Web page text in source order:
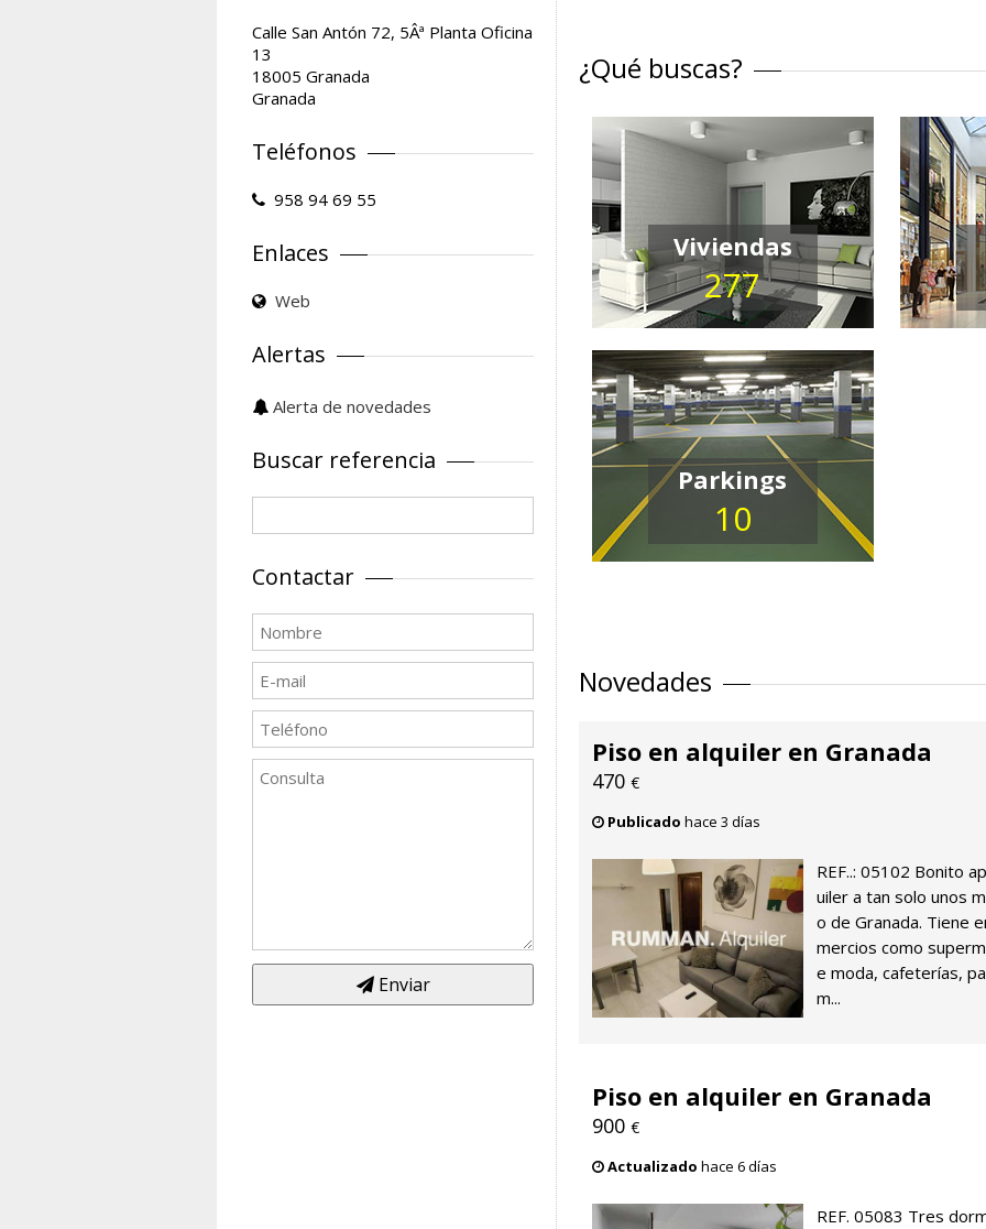
Calle San Antón 72, 5Âª Planta Oficina
13
18005 Granada
Granada
Teléfonos
958 94 69 55
Enlaces
Web
Alertas
Alerta de novedades
Buscar referencia
Contactar
Enviar
¿Qué buscas?
Viviendas
277
Parkings
10
Novedades
Piso en alquiler en Granada
470 €
Publicado hace 3 días
REF..: 05102 Bonito
uiler a tan solo unos
o de Granada. Tiene
mercios como
e moda, cafeterías,
m...
Piso en alquiler en Granada
900 €
Actualizado hace 6 días
REF. 05083 Tres